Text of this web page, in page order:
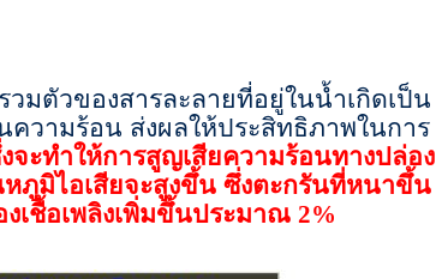
วมตัวของสารละลายที่อยู่ในน้ำเกิดเป็น
วามร้อน ส่งผลให้ประสิทธิภาพในการ
จะทำให้การสูญเสียความร้อนทางปล่อง
ภูมิไอเสียจะสูงขึ้น ซึ่งตะกรันที่หนาขึ้น
เชื้อเพลิงเพิ่มขึ้นประมาณ 2%